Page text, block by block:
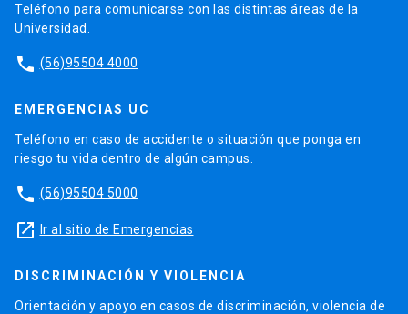
Teléfono para comunicarse con las distintas áreas de la
Universidad.
phone (56)95504 4000
EMERGENCIAS UC
Teléfono en caso de accidente o situación que ponga en
riesgo tu vida dentro de algún campus.
phone (56)95504 5000
launch Ir al sitio de Emergencias
DISCRIMINACIÓN Y VIOLENCIA
Orientación y apoyo en casos de discriminación, violencia de